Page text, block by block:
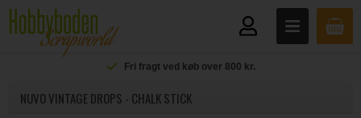
Fri fragt ved køb over 800 kr.
NUVO VINTAGE DROPS - CHALK STICK